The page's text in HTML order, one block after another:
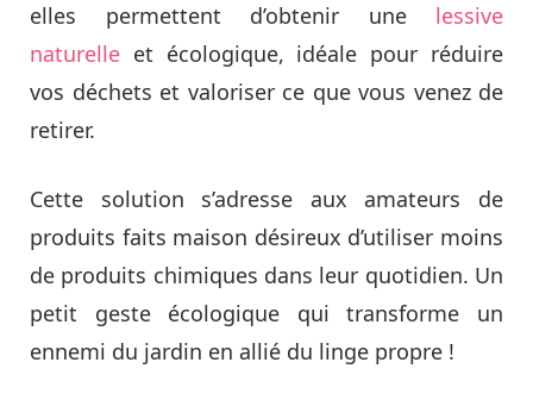
elles permettent d’obtenir une lessive
naturelle et écologique, idéale pour réduire
vos déchets et valoriser ce que vous venez de
retirer.
Cette solution s’adresse aux amateurs de
produits faits maison désireux d’utiliser moins
de produits chimiques dans leur quotidien. Un
petit geste écologique qui transforme un
ennemi du jardin en allié du linge propre !